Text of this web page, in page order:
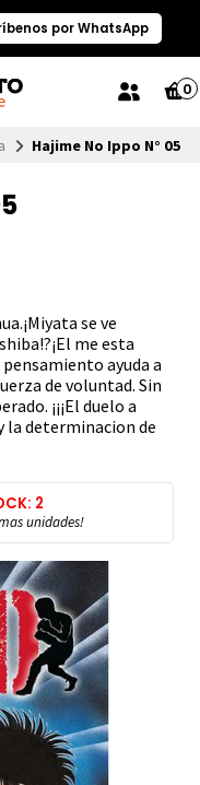
por WhatsApp
0
Hajime No Ippo N° 05
se ve
me esta
ayuda a
de voluntad. Sin
¡¡¡El duelo a
la determinacion de
2
unidades!